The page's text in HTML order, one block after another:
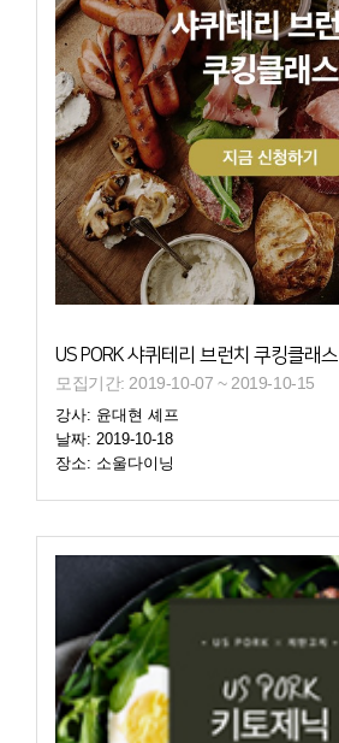
US PORK 샤퀴테리 브런치 쿠킹클래스
모집기간: 2019-10-07 ~ 2019-10-15
강사: 윤대현 셰프
날짜: 2019-10-18
장소: 소울다이닝